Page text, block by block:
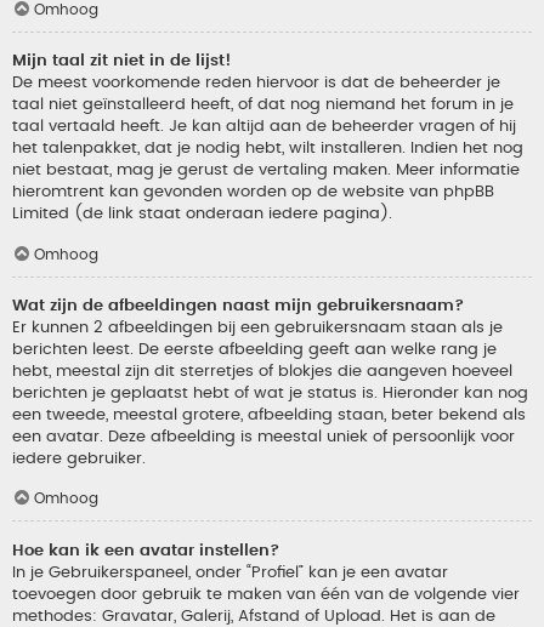
Omhoog
Mijn taal zit niet in de lijst!
De meest voorkomende reden hiervoor is dat de beheerder je
taal niet geïnstalleerd heeft, of dat nog niemand het forum in je
taal vertaald heeft. Je kan altijd aan de beheerder vragen of hij
het talenpakket, dat je nodig hebt, wilt installeren. Indien het nog
niet bestaat, mag je gerust de vertaling maken. Meer informatie
hieromtrent kan gevonden worden op de website van phpBB
Limited (de link staat onderaan iedere pagina).
Omhoog
Wat zijn de afbeeldingen naast mijn gebruikersnaam?
Er kunnen 2 afbeeldingen bij een gebruikersnaam staan als je
berichten leest. De eerste afbeelding geeft aan welke rang je
hebt, meestal zijn dit sterretjes of blokjes die aangeven hoeveel
berichten je geplaatst hebt of wat je status is. Hieronder kan nog
een tweede, meestal grotere, afbeelding staan, beter bekend als
een avatar. Deze afbeelding is meestal uniek of persoonlijk voor
iedere gebruiker.
Omhoog
Hoe kan ik een avatar instellen?
In je Gebruikerspaneel, onder “Profiel” kan je een avatar
toevoegen door gebruik te maken van één van de volgende vier
methodes: Gravatar, Galerij, Afstand of Upload. Het is aan de